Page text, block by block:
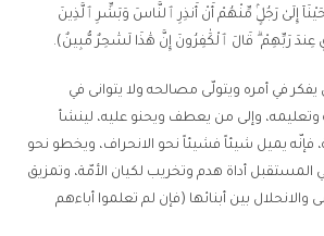
إِلَىٰ رَجُلٍۢ مِّنْهُمْ أَنْ أَنذِرِ ٱلنَّاسَ وَبَشِّرِ ٱلَّذِينَ
عِندَ رَبِّهِمْ ۗ قَالَ ٱلْكَٰفِرُونَ إِنَّ هَٰذَا لَسَٰحِرٌ مُّبِينٌ).
يفكر في أمره ويتولّى مصالحه ولا يتوانى في
وتعليمه، وإلى من يعطف ويحنو عليه، لينشأ
فإنّه يميل شيئاً فشيئاً نحو الانحراف، ويخطو نحو
المستقبل أداة هدم وتخريب لكيان الأمّة، وتمزيق
بين أبنائها (فإن لم تعلموا أباءهم